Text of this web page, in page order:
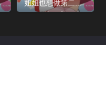
姐姐也想做第二季_